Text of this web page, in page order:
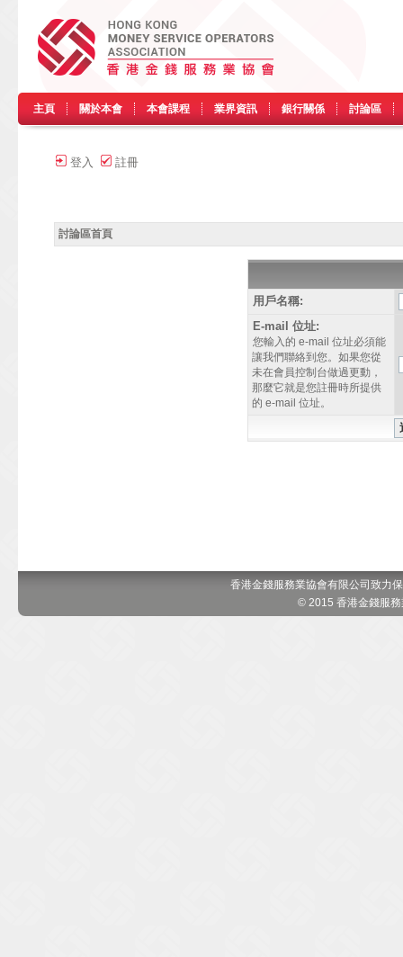
主頁 關於本會 本會課程 業界資訊 銀行關係 討論區
登入 註冊
討論區首頁
用戶名稱:
E-mail 位址:
您輸入的 e-mail 位址必須能
讓我們聯絡到您。如果您從
未在會員控制台做過更動，
那麼它就是您註冊時所提供
的 e-mail 位址。
香港金錢服務業協會有限公司致力
© 2015 香港金錢服